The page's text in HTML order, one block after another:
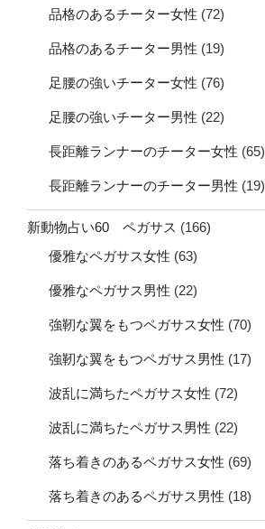
品格のあるチーター女性 (72)
品格のあるチーター男性 (19)
足腰の強いチーター女性 (76)
足腰の強いチーター男性 (22)
長距離ランナーのチーター女性 (65)
長距離ランナーのチーター男性 (19)
新動物占い60 ペガサス (166)
優雅なペガサス女性 (63)
優雅なペガサス男性 (22)
強靭な翼をもつペガサス女性 (70)
強靭な翼をもつペガサス男性 (17)
波乱に満ちたペガサス女性 (72)
波乱に満ちたペガサス男性 (22)
落ち着きのあるペガサス女性 (69)
落ち着きのあるペガサス男性 (18)